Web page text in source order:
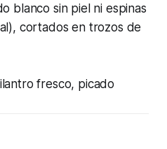
blanco sin piel ni espinas
cortados en trozos de
fresco, picado